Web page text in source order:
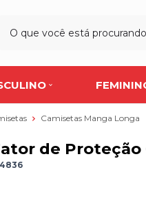
Camisetas Manga Longa
de